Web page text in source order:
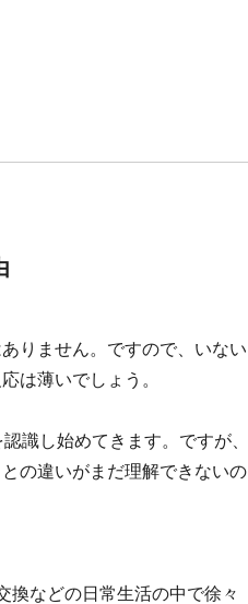
りません。ですので、いない
は薄いでしょう。
識し始めてきます。ですが、
の違いがまだ理解できないの
換などの日常生活の中で徐々